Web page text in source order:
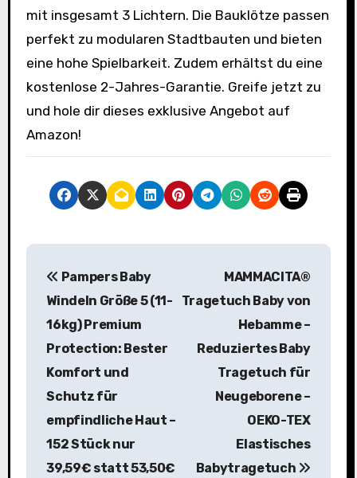
mit insgesamt 3 Lichtern. Die Bauklötze passen
perfekt zu modularen Stadtbauten und bieten
eine hohe Spielbarkeit. Zudem erhältst du eine
kostenlose 2-Jahres-Garantie. Greife jetzt zu
und hole dir dieses exklusive Angebot auf
Amazon!
B
Pampers Baby
Windeln Größe 5 (11-
16kg) Premium
Protection: Bester
Komfort und
Schutz für
empfindliche Haut –
152 Stück nur
39,59€ statt 53,50€
MAMMACITA®
Tragetuch Baby von
Hebamme –
Reduziertes Baby
Tragetuch für
Neugeborene –
OEKO-TEX
Elastisches
Babytragetuch